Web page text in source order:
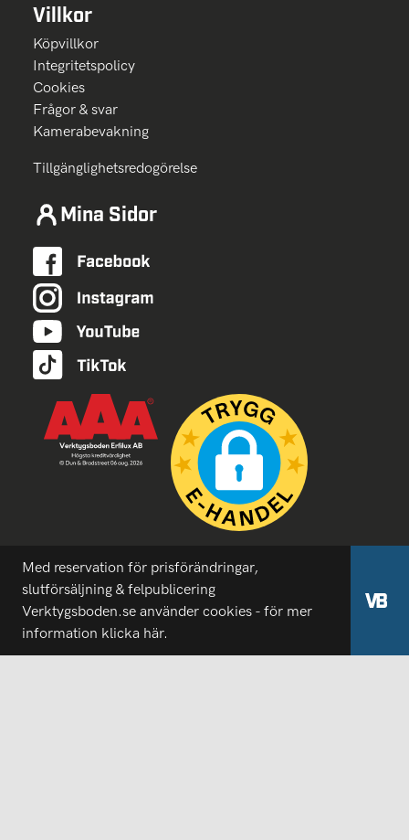
Villkor
Köpvillkor
Integritetspolicy
Cookies
Frågor & svar
Kamerabevakning
Tillgänglighetsredogörelse
Mina Sidor
Med reservation för prisförändringar,
slutförsäljning & felpublicering
Verktygsboden.se använder cookies - för mer
information klicka här.